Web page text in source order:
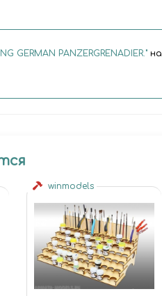
GERMAN PANZERGRENADIER."на
winmodels